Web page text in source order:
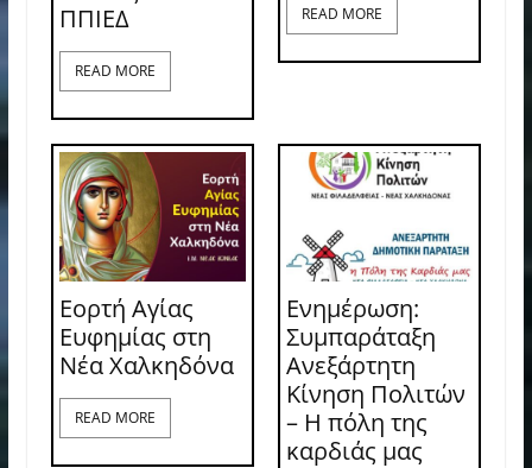
ΠΠΙΕΔ
READ MORE
READ MORE
Εορτή Αγίας
Ευφημίας στη
Νέα Χαλκηδόνα
READ MORE
Ενημέρωση:
Συμπαράταξη
Ανεξάρτητη
Κίνηση Πολιτών
– Η πόλη της
καρδιάς μας